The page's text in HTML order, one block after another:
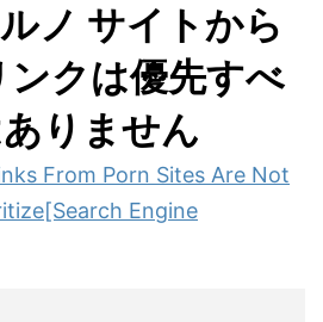
ノ サイトから
クは優先すべ
りません
From Porn Sites Are Not
Engine